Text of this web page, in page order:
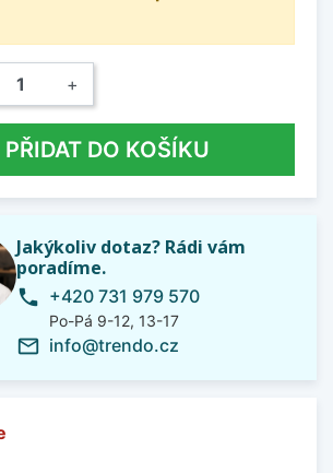
+
PŘIDAT DO KOŠÍKU
Jakýkoliv dotaz? Rádi vám
poradíme.
phone +420 731 979 570
Po-Pá 9-12, 13-17
mail_outline info@trendo.cz